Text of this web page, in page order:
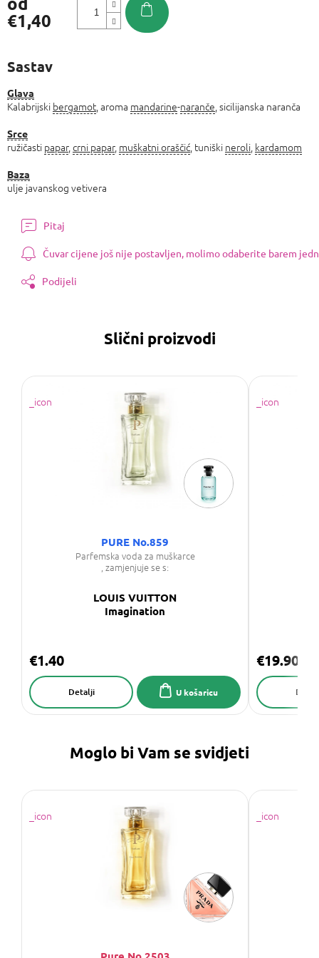
€1,40
Sastav
Glava
Kalabrijski bergamot , aroma mandarine-naranče , sicilijanska naranča
Srce
ružičasti papar, crni papar, muškatni oraščić , tuniški neroli kardamom
Baza
ulje javanskog vetivera
Pitaj
Čuvar cijene još nije postavljen, molimo odaberite barem
Podijeli
Slični proizvodi
PURE No.859
Parfemska voda za muškarce
, zamjenjuje se s:
LOUIS VUITTON
Imagination
€1.40
U košaricu
Detalji
€19.90
Moglo bi Vam se svidjeti